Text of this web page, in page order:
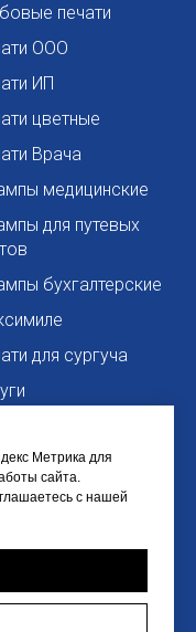
Метрика для
сайта.
с нашей
печати
ООО
ИП
цветные
Врача
медицинские
для путевых
бухгалтерские
для сургуча
pechaty24.ru